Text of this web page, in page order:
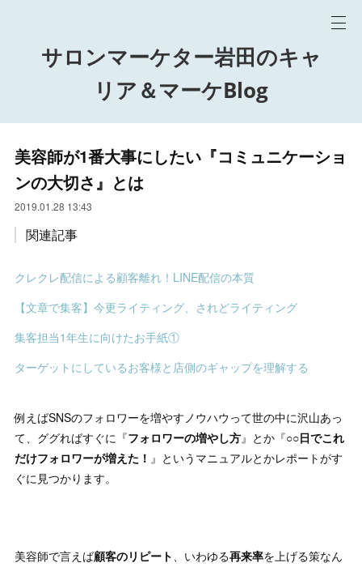
サロンマーケター岩田のキャ
リア＆マーケBlog
美容師が1番大事にしたい『コミュニケーショ
ンの大切さ』とは
2019.01.28 13:43
関連記事
クレクレ配信による顧客離れ！LINE配信の本質
【文章で集客】今更ライティング、されどライティング
集客担当1年生に向けたお手紙①
ターゲットにしているお客様と店側のギャップを理解する
例えばSNSのフォロワーを増やすノウハウって世の中に沢山あっ
て、ググればすぐに『フォロワーの増やし方』とか『○○日でこれ
だけフォロワーが増えた！ 』というマニュアルとかレポートがす
ぐに見つかります。
美容師で言えば顧客のリピート、いわゆる再来率を上げる策なん